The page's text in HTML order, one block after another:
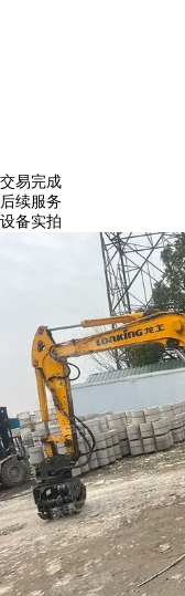
交易完成
后续服务
设备实拍